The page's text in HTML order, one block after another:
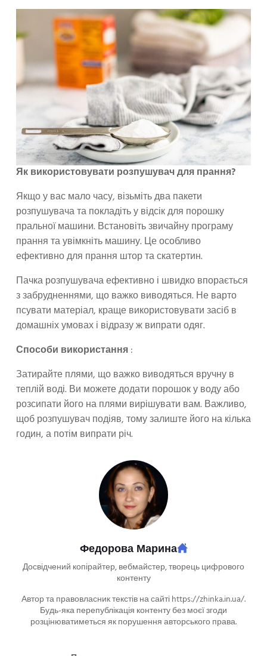
Як використовувати розпушувач для прання?
Якщо у вас мало часу, візьміть два пакети
розпушувача та покладіть у відсік для порошку
пральної машини. Встановіть звичайну програму
прання та увімкніть машину. Це особливо
ефективно для прання штор та скатертин.
Пачка розпушувача ефективно і швидко впорається
з забрудненнями, що важко виводяться. Не варто
псувати матеріал, краще використовувати засіб в
домашніх умовах і відразу ж випрати одяг.
Способи використання:
Затирайте плями, що важко виводяться вручну в
теплій воді. Ви можете додати порошок у воду або
розсипати його на плями вирішувати вам. Важливо,
щоб розпушувач подіяв, тому залиште його на кілька
годин, а потім випрати річ.
Федорова Марина
Досвідчений копірайтер, вебмайстер, творець цифрового
контенту
Автор та правовласник текстів на сайті https://zhinka.in.ua/.
Будь-яка перепублікація контенту без моєї згоди
розцінюватиметься як порушення авторського права.